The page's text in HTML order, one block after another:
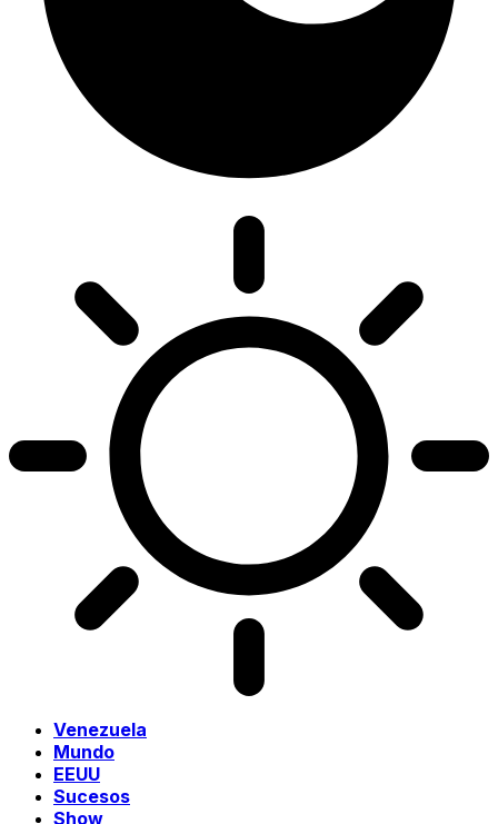
Venezuela
Mundo
EEUU
Sucesos
Show